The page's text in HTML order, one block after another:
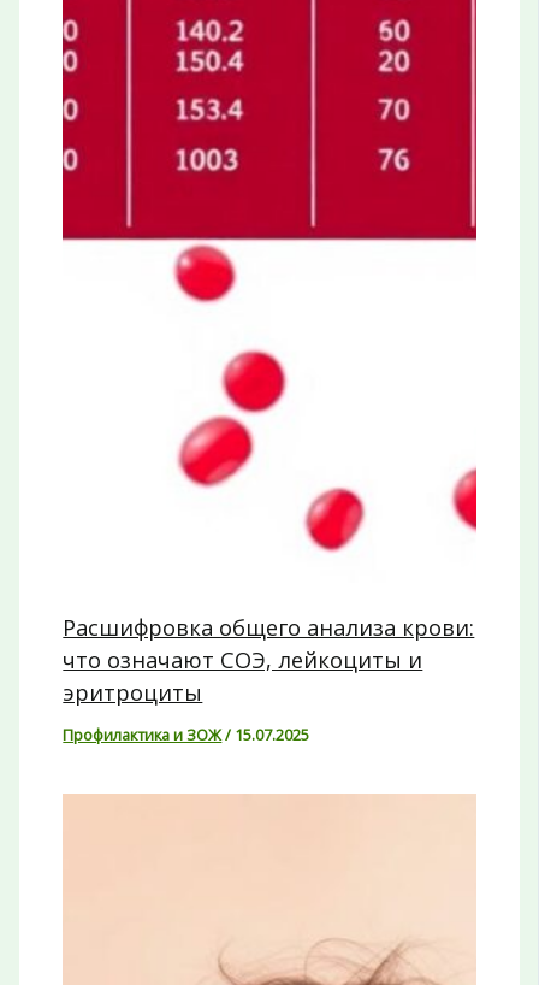
Расшифровка общего анализа крови:
что означают СОЭ, лейкоциты и
эритроциты
Профилактика и ЗОЖ/ 15.07.2025